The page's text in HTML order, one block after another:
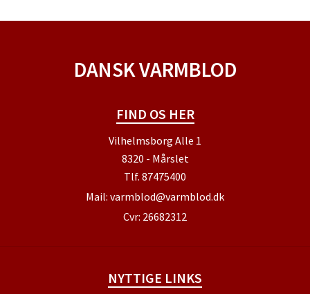
DANSK VARMBLOD
FIND OS HER
Vilhelmsborg Alle 1
8320 - Mårslet
Tlf. 87475400
Mail: varmblod@varmblod.dk
Cvr: 26682312
NYTTIGE LINKS